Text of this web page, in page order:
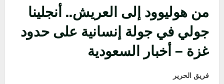
من هوليوود إلى العريش.. أنجلينا
جولي في جولة إنسانية على حدود
غزة – أخبار السعودية
فريق الحرير